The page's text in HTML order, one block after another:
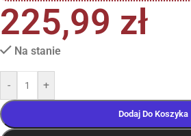
225,99 zł
Na stanie
- +
Dodaj Do Koszyka